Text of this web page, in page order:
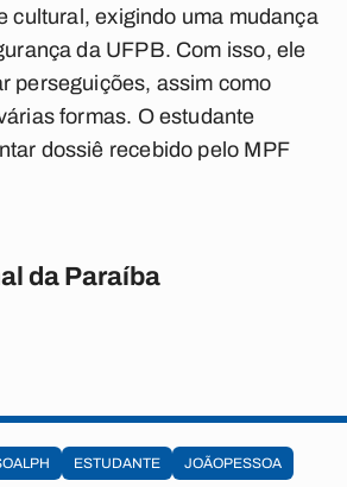
cultural, exigindo uma mudança
da UFPB. Com isso, ele
perseguições, assim como
formas. O estudante
dossiê recebido pelo MPF
da Paraíba
ESTUDANTE
JOÃOPESSOA